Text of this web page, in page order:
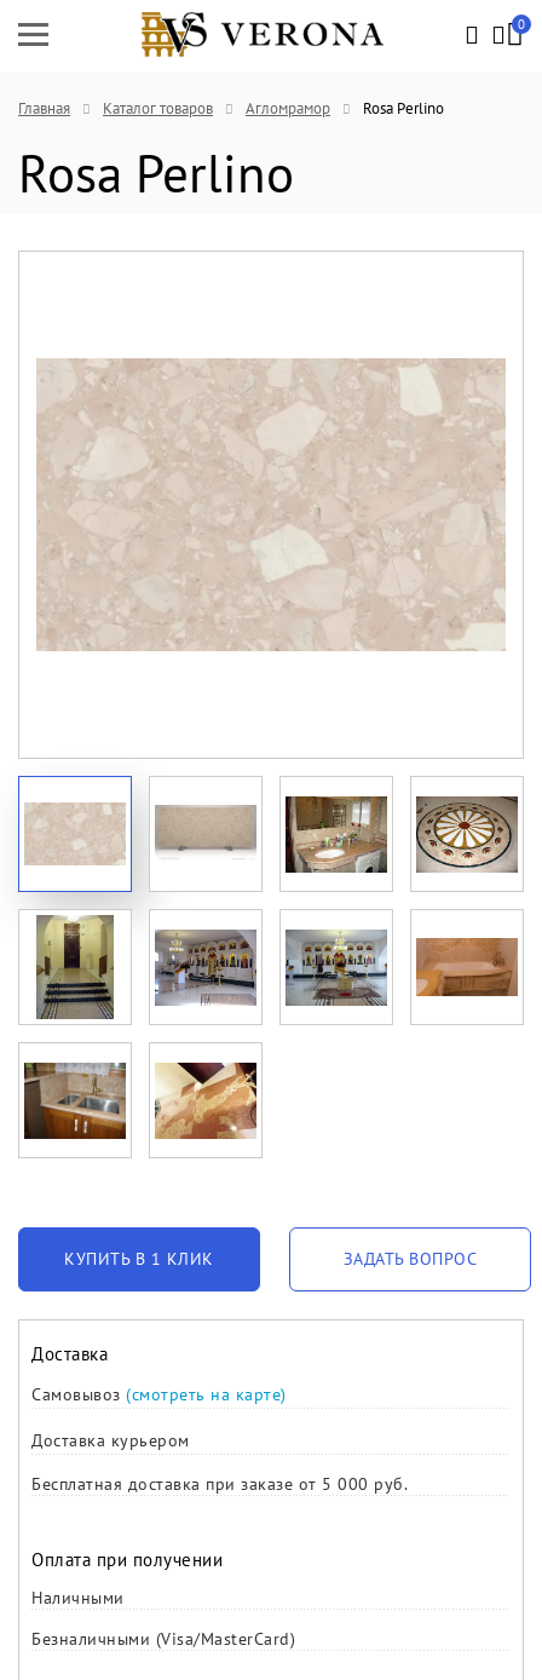
0
Главная Каталог товаров Агломрамор Rosa Perlino
Rosa Perlino
КУПИТЬ В 1 КЛИК ЗАДАТЬ ВОПРОС
Доставка
Самовывоз (смотреть на карте)
Доставка курьером
Бесплатная доставка при заказе от 5 000 руб.
Оплата при получении
Наличными
Безналичными (Visa/MasterCard)